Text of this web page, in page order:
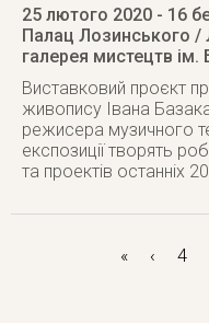
25 лютого 2020 - 16
Палац Лозинського /
галерея мистецтв
Виставковий проєкт
живопису Івана
режисера музичного
експозиції творять
та проектів останніх
« ‹ 4